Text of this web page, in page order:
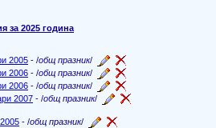
за 2025 година
2005 - /общ празник/
2006 - /общ празник/
2006 - /общ празник/
2007 - /общ празник/
- /общ празник/